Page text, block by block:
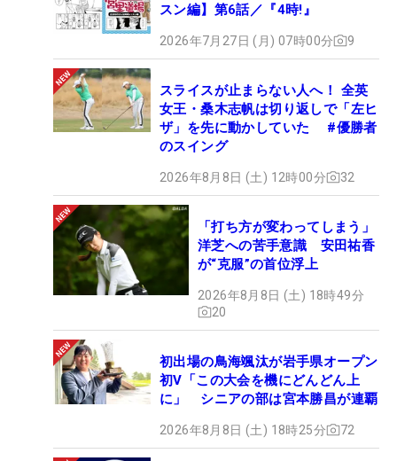
スン編】第6話／『4時!』
2026年7月27日 (月) 07時00分 9
スライスが止まらない人へ！ 全英
女王・桑木志帆は切り返しで「左ヒ
ザ」を先に動かしていた #優勝者
のスイング
2026年8月8日 (土) 12時00分 32
「打ち方が変わってしまう」
洋芝への苦手意識 安田祐香
が“克服”の首位浮上
2026年8月8日 (土) 18時49分
20
初出場の鳥海颯汰が岩手県オープン
初V「この大会を機にどんどん上
に」 シニアの部は宮本勝昌が連覇
2026年8月8日 (土) 18時25分 72